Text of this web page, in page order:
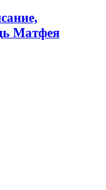
Матфея